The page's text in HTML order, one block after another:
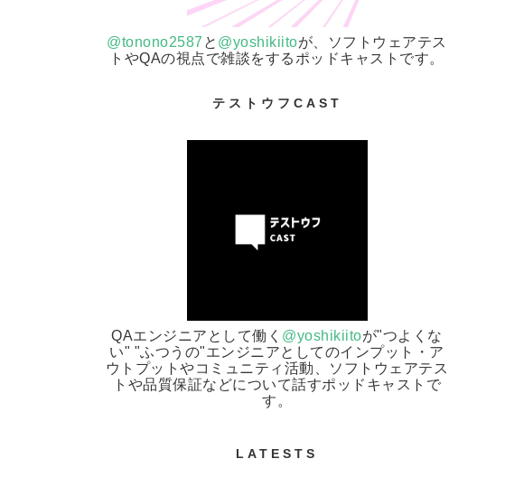
@tonono2587 と @yoshikiitoが、ソフトウェアテス
トやQAの視点で雑談をするポッドキャストです。
テストウフCAST
QAエンジニアとして働く @yoshikiitoが"つよくな
い" "ふつうの"エンジニアとしてのインプット・ア
ウトプットやコミュニティ活動、ソフトウェアテス
トや品質保証などについて話すポッドキャストで
す。
LATESTS